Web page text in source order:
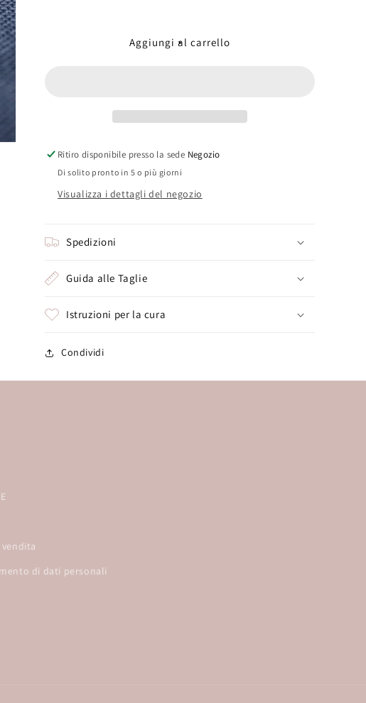
Anello
Aggiungi al carrello
Ritiro disponibile presso la sede Negozio
Di solito pronto in 5 o più giorni
Visualizza i dettagli del negozio
Spedizioni
Guida alle Taglie
Istruzioni per la cura
Condividi
di dati personali